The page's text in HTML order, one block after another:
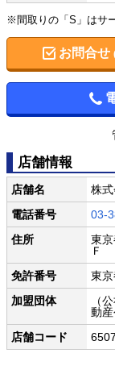
※間取りの「S」はサ
お問合せ
店舗情報
店舗名
株
電話番号
03-
住所
東
Ｆ
免許番号
東
加盟団体
（
動
店舗コード